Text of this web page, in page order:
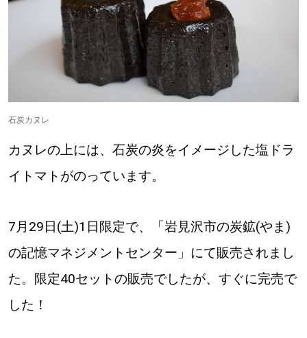
石炭カヌレ
カヌレの上には、石炭の炎をイメージした塩ドラ
イトマトがのっています。
7月29日(土)1日限定で、「岩見沢市の炭鉱(やま)
の記憶マネジメントセンター」にて販売されまし
た。限定40セットの販売でしたが、すぐに完売で
した！